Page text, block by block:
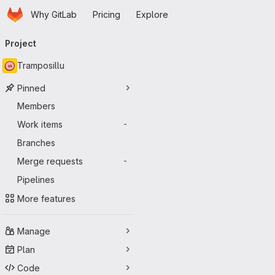
Skip to main content
HomepageWhy GitLab Pricing Explore
navigation
Project
Tramposillu
Pinned
Members
Work items
-
Branches
Merge requests
-
Pipelines
More features
Manage
Plan
Code